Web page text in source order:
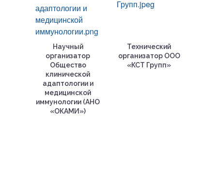
Научный
организатор
Общество
клинической
адаптологии и
медицинской
иммунологии (АНО
«ОКАМИ»)
Технический
организатор ООО
«КСТ Групп»